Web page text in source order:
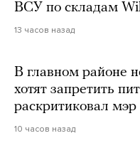
ВСУ по складам
13 часов назад
В главном районе
хотят запретить
раскритиковал
10 часов назад